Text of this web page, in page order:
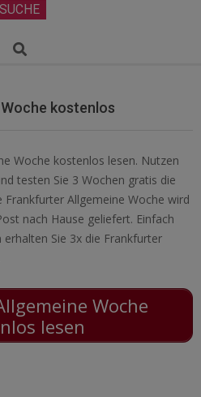
SUCHE
Search
kostenlos
Woche kostenlos lesen. Nutzen
testen Sie 3 Wochen gratis die
Allgemeine Woche wird
nach Hause geliefert. Einfach
Sie 3x die Frankfurter
Woche
lesen